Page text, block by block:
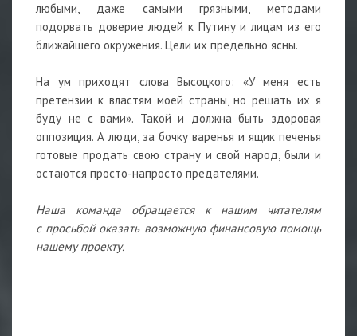
любыми, даже самыми грязными, методами
подорвать доверие людей к Путину и лицам из его
ближайшего окружения. Цели их предельно ясны.
На ум приходят слова Высоцкого: «У меня есть
претензии к властям моей страны, но решать их я
буду не с вами». Такой и должна быть здоровая
оппозиция. А люди, за бочку варенья и ящик печенья
готовые продать свою страну и свой народ, были и
остаются просто-напросто предателями.
Наша команда обращается к нашим читателям
с просьбой оказать возможную финансовую помощь
нашему проекту.